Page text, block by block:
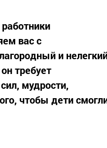
вас с
и
требует
мудрости,
чтобы дети